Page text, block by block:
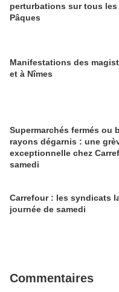
perturbations sur tous
Pâques
Manifestations des
et à Nîmes
Supermarchés fermés ou
rayons dégarnis : une
exceptionnelle chez
samedi
Carrefour : les syndicats
journée de samedi
Commentaires